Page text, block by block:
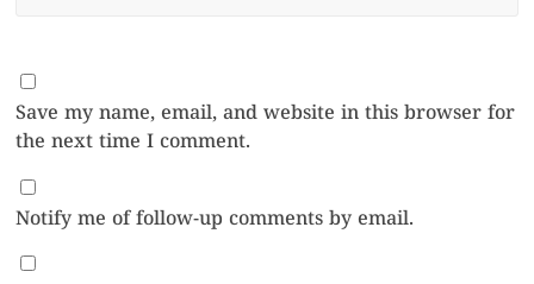
Save my name, email, and website in this browser for
the next time I comment.
Notify me of follow-up comments by email.